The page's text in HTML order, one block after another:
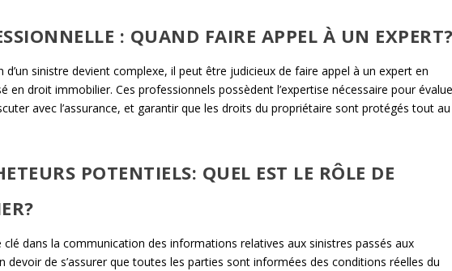
: QUAND FAIRE APPEL À UN
sinistre devient complexe, il peut être judicieux de faire appel à un expert en
en droit immobilier. Ces professionnels possèdent l’expertise nécessaire pour
avec l’assurance, et garantir que les droits du propriétaire sont protégés tout au
POTENTIELS: QUEL EST LE RÔLE DE
dans la communication des informations relatives aux sinistres passés aux
devoir de s’assurer que toutes les parties sont informées des conditions réelles du